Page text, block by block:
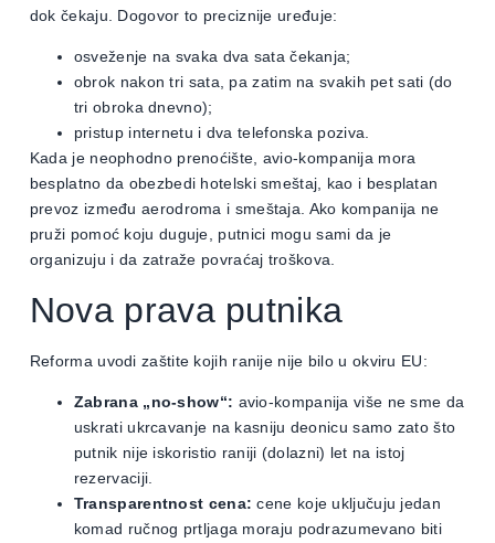
dok čekaju. Dogovor to preciznije uređuje:
osveženje na svaka dva sata čekanja;
obrok nakon tri sata, pa zatim na svakih pet sati (do
tri obroka dnevno);
pristup internetu i dva telefonska poziva.
Kada je neophodno prenoćište, avio-kompanija mora
besplatno da obezbedi hotelski smeštaj, kao i besplatan
prevoz između aerodroma i smeštaja. Ako kompanija ne
pruži pomoć koju duguje, putnici mogu sami da je
organizuju i da zatraže povraćaj troškova.
Nova prava putnika
Reforma uvodi zaštite kojih ranije nije bilo u okviru EU:
Zabrana „no-show“: avio-kompanija više ne sme da
uskrati ukrcavanje na kasniju deonicu samo zato što
putnik nije iskoristio raniji (dolazni) let na istoj
rezervaciji.
Transparentnost cena: cene koje uključuju jedan
komad ručnog prtljaga moraju podrazumevano biti